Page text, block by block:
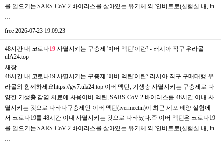
를 일으키는 SARS-CoV-2 바이러스를 살아있는 유기체 외 '인비트로(실험실 내, in
…
free 2026-07-23 19:09:23
48시간 내 코로나19 사멸시키는 구충제 '이버 멕틴'이란? - 러시아 직구 우라몰
ulA24.top
새창
48시간 내 코로나19 사멸시키는 구충제 '이버 멕틴'이란? 러시아 직구 구매대행 우
라몰와 함께하세요https://gw7.ula24.top 이버 멕틴, 기생충 사멸시키는 구충제로 다
양한 기생충 감염 치료에 사용이버 멕틴, SARS-CoV-2 바이러스를 48시간 이내 사
멸시키는 것으로 나타나구충제인 이버 멕틴(ivermectin)이 최근 세포 배양 실험에
서 코로나19를 48시간 이내 사멸시키는 것으로 나타났다.즉 이버 멕틴은 코로나19
를 일으키는 SARS-CoV-2 바이러스를 살아있는 유기체 외 '인비트로(실험실 내, in
…